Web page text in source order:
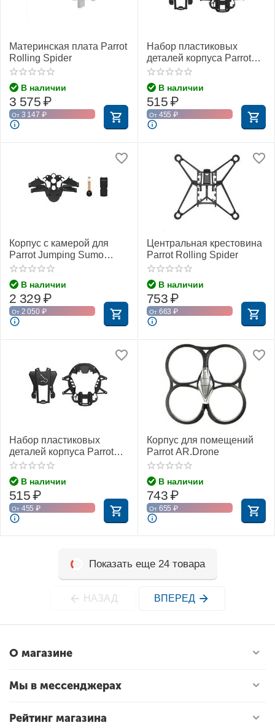
Материнская плата Parrot
Rolling Spider
В наличии
3 575₽
От 3 147 ₽
Набор пластиковых
деталей корпуса Parrot
Jumping Sumo (хаки)
В наличии
515₽
От 455 ₽
Корпус с камерой для
Parrot Jumping Sumo
(Белый)
В наличии
2 329₽
От 2 050 ₽
Центральная крестовина
Parrot Rolling Spider
В наличии
753₽
От 663 ₽
Набор пластиковых
деталей корпуса Parrot
Jumping Sumo (чёрный)
В наличии
515₽
От 455 ₽
Корпус для помещений
Parrot AR.Drone
В наличии
743₽
От 655 ₽
Показать еще 24 товара
НАЗАД ВПЕРЕД
О магазине
Мы в мессенджерах
Рейтинг магазина